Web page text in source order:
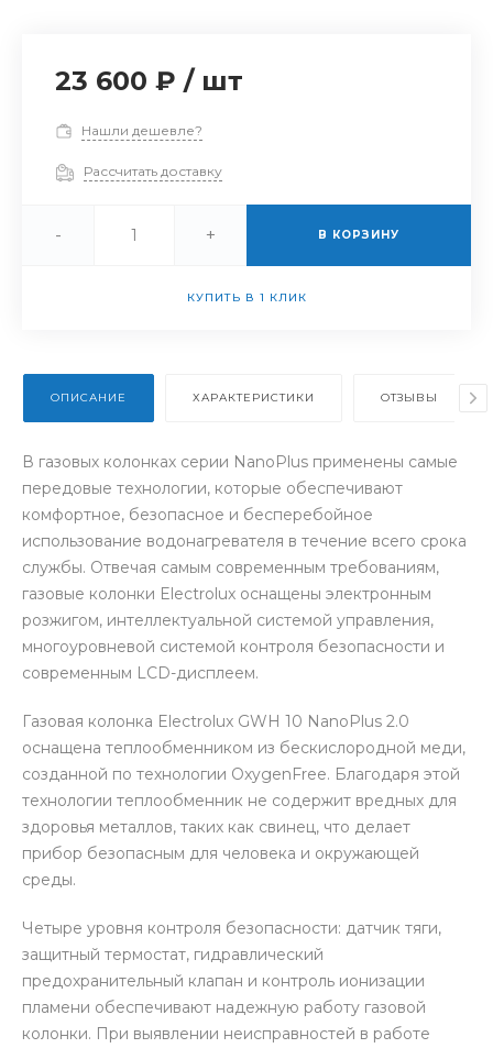
23 600 ₽ / шт
Нашли дешевле?
Рассчитать доставку
- + В КОРЗИНУ
КУПИТЬ В 1 КЛИК
ОПИСАНИЕ ХАРАКТЕРИСТИКИ ОТЗЫВЫ
В газовых колонках серии NanoPlus применены самые
передовые технологии, которые обеспечивают
комфортное, безопасное и бесперебойное
использование водонагревателя в течение всего срока
службы. Отвечая самым современным требованиям,
газовые колонки Electrolux оснащены электронным
розжигом, интеллектуальной системой управления,
многоуровневой системой контроля безопасности и
современным LCD-дисплеем.
Газовая колонка Electrolux GWH 10 NanoPlus 2.0
оснащена теплообменником из бескислородной меди,
созданной по технологии OxygenFree. Благодаря этой
технологии теплообменник не содержит вредных для
здоровья металлов, таких как свинец, что делает
прибор безопасным для человека и окружающей
среды.
Четыре уровня контроля безопасности: датчик тяги,
защитный термостат, гидравлический
предохранительный клапан и контроль ионизации
пламени обеспечивают надежную работу газовой
колонки. При выявлении неисправностей в работе